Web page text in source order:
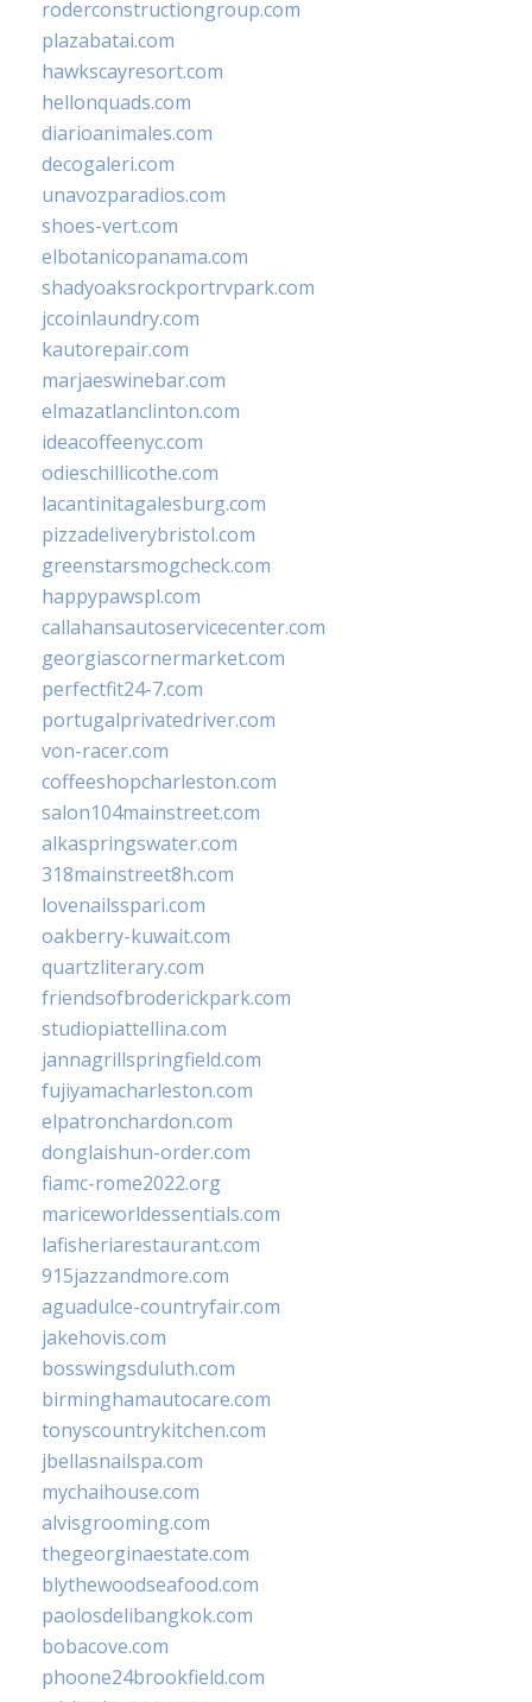
roderconstructiongroup.com
plazabatai.com
hawkscayresort.com
hellonquads.com
diarioanimales.com
decogaleri.com
unavozparadios.com
shoes-vert.com
elbotanicopanama.com
shadyoaksrockportrvpark.com
jccoinlaundry.com
kautorepair.com
marjaeswinebar.com
elmazatlanclinton.com
ideacoffeenyc.com
odieschillicothe.com
lacantinitagalesburg.com
pizzadeliverybristol.com
greenstarsmogcheck.com
happypawspl.com
callahansautoservicecenter.com
georgiascornermarket.com
perfectfit24-7.com
portugalprivatedriver.com
von-racer.com
coffeeshopcharleston.com
salon104mainstreet.com
alkaspringswater.com
318mainstreet8h.com
lovenailsspari.com
oakberry-kuwait.com
quartzliterary.com
friendsofbroderickpark.com
studiopiattellina.com
jannagrillspringfield.com
fujiyamacharleston.com
elpatronchardon.com
donglaishun-order.com
fiamc-rome2022.org
mariceworldessentials.com
lafisheriarestaurant.com
915jazzandmore.com
aguadulce-countryfair.com
jakehovis.com
bosswingsduluth.com
birminghamautocare.com
tonyscountrykitchen.com
jbellasnailspa.com
mychaihouse.com
alvisgrooming.com
thegeorginaestate.com
blythewoodseafood.com
paolosdelibangkok.com
bobacove.com
phoone24brookfield.com